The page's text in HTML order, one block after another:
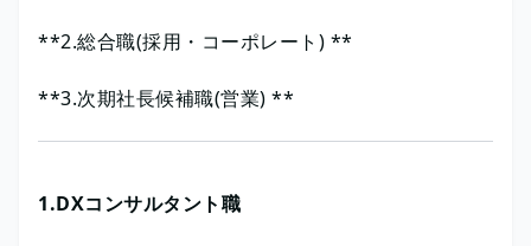
**2.総合職(採用・コーポレート) **
**3.次期社長候補職(営業) **
1.DXコンサルタント職